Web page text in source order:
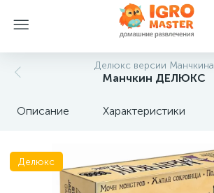
Делюкс версии Манчкина
Манчкин ДЕЛЮКС
Описание Характеристики
Делюкс